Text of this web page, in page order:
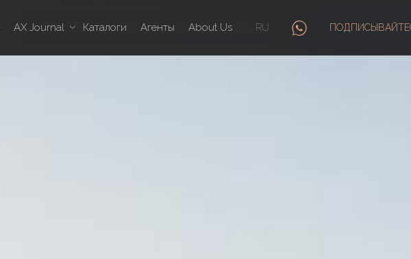
AX Journal Каталоги Агенты About Us RU